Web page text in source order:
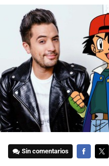
Sin comentarios